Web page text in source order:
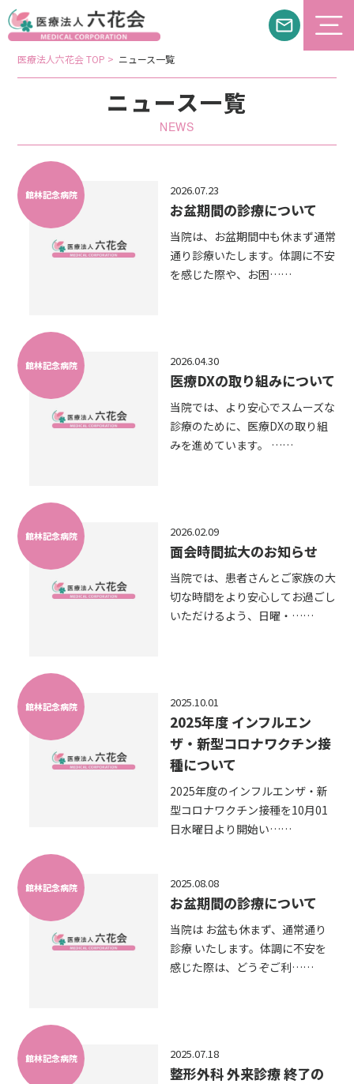
医療法人六花会 TOP > ニュース一覧
ニュース一覧
NEWS
館林記念病院 2026.07.23
お盆期間の診療について
当院は、お盆期間中も休まず通常
通り診療いたします。体調に不安
を感じた際や、お困……
館林記念病院 2026.04.30
医療DXの取り組みについて
当院では、より安心でスムーズな
診療のために、医療DXの取り組
みを進めています。 ……
館林記念病院 2026.02.09
面会時間拡大のお知らせ
当院では、患者さんとご家族の大
切な時間をより安心してお過ごし
いただけるよう、日曜・……
館林記念病院 2025.10.01
2025年度 インフルエン
ザ・新型コロナワクチン接
種について
2025年度のインフルエンザ・新
型コロナワクチン接種を10月01
日水曜日より開始い……
館林記念病院 2025.08.08
お盆期間の診療について
当院は お盆も休まず、通常通り
診療 いたします。体調に不安を
感じた際は、どうぞご利……
館林記念病院 2025.07.18
整形外科 外来診療 終了の